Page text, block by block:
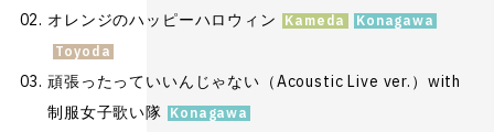
オレンジのハッピーハロウィン
頑張ったっていいんじゃない（Acoustic Live ver.）with
制服女子歌い隊